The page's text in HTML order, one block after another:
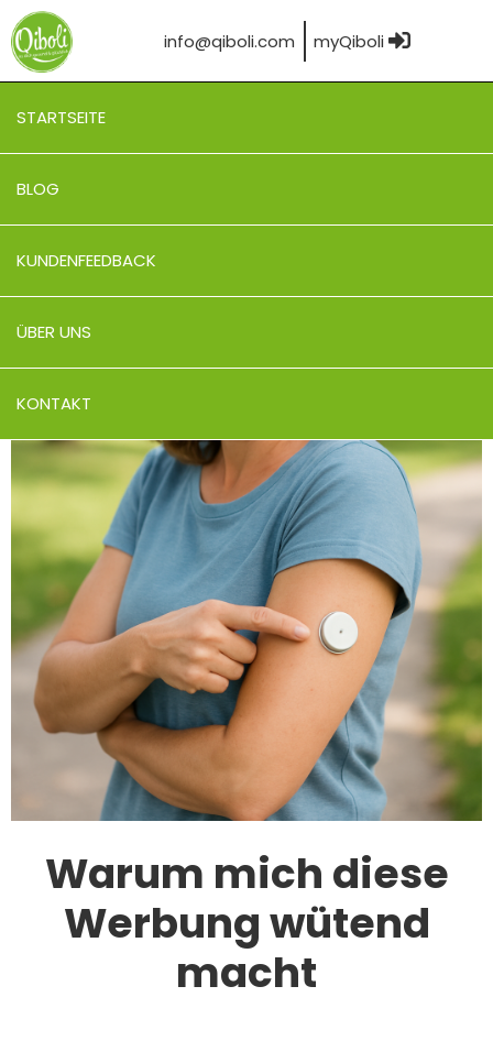
info@qiboli.com myQiboli
STARTSEITE
BLOG
KUNDENFEEDBACK
ÜBER UNS
KONTAKT
Warum mich diese
Werbung wütend
macht